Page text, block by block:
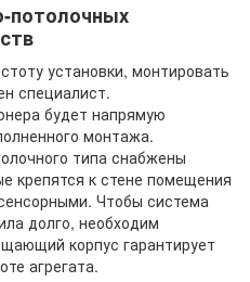
потолочных
установки, монтировать
специалист.
будет напрямую
монтажа.
типа снабжены
крепятся к стене помещения
Чтобы система
долго, необходим
корпус гарантирует
агрегата.